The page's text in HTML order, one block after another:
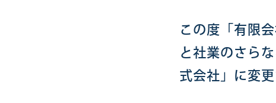
この度「有限
と社業のさら
式会社」に変